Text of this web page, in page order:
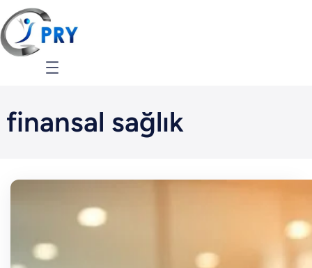
İçeriğe
geç
finansal sağlık